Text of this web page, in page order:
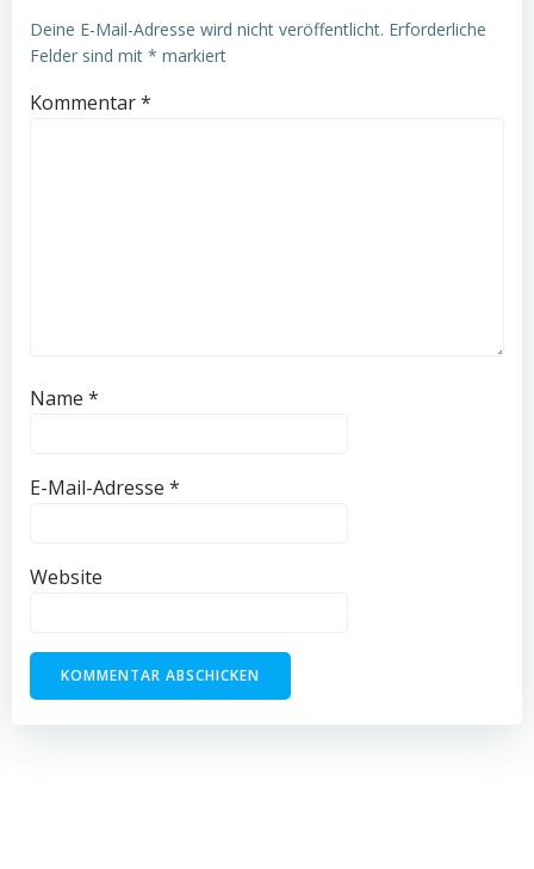
Deine E-Mail-Adresse wird nicht veröffentlicht. Erforderliche
Felder sind mit * markiert
Kommentar*
Name *
E-Mail-Adresse *
Website